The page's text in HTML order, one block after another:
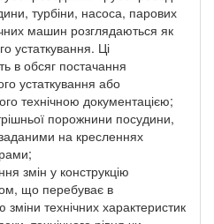
турбіни, насоса, парових
машин розглядаються як
устаткування. Ці
в обсяг постачання
устаткування або
технічною документацією;
порожнини посудини,
на кресленнях
змін у конструкцію
що перебуває в
зміни технічних характеристик